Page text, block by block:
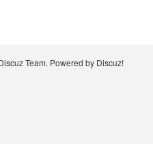
Team. Powered by Discuz!